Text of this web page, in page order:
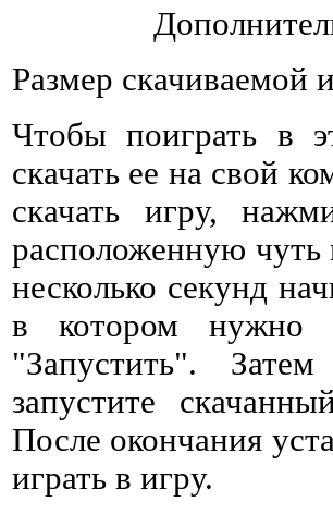
Размер скачиваемой
Чтобы поиграть в
скачать ее на свой
скачать игру,
расположенную чуть
несколько секунд
в котором нужно
"Запустить".
запустите
После окончания
играть в игру.